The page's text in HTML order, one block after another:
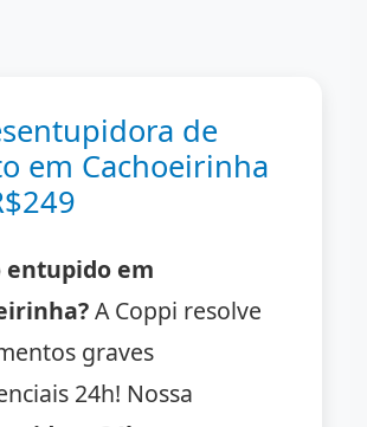
de
em Cachoeirinha
entupido em
A Coppi resolve
graves
24h! Nossa